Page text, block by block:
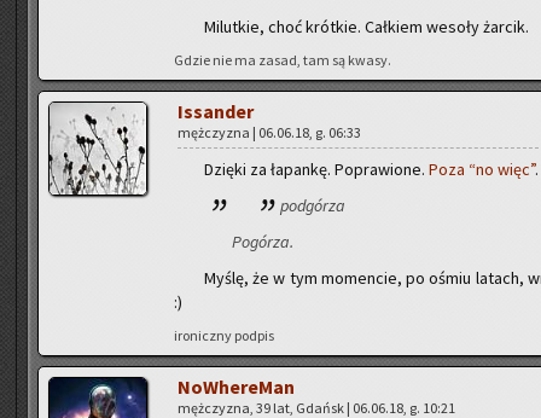
Mi­lut­kie, choć krót­kie. Cał­kiem we­so­ły żar­cik.
Gdzie nie ma zasad, tam są kwasy.
Is­san­der
męż­czy­zna | 06.06.18, g. 06:33
Dzię­ki za ła­pan­kę. Po­pra­wio­ne. Poza “no więc”.
pod­gó­rza
Po­gó­rza.
Myślę, że w tym mo­men­cie, po ośmiu la­tach,
:)
iro­nicz­ny pod­pis
No­Whe­re­Man
męż­czy­zna, 39 lat, Gdańsk | 06.06.18, g. 10:21